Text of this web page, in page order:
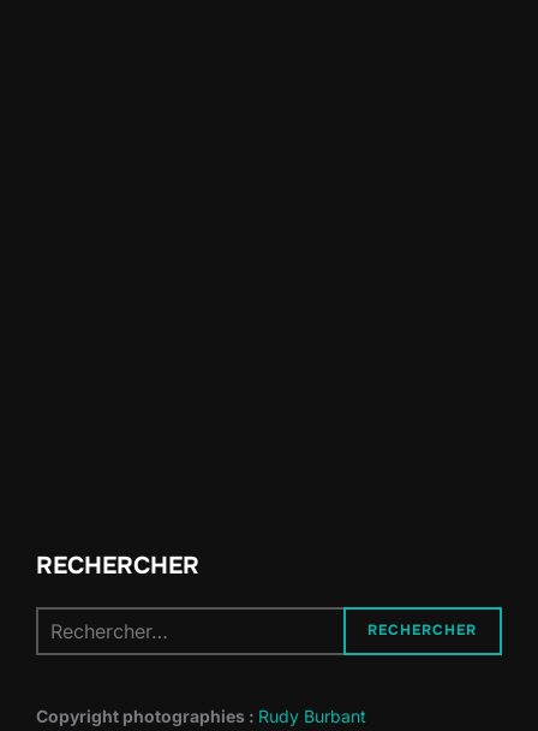
RECHERCHER
pour :
RECHERCHER
Copyright photographies : Rudy Burbant